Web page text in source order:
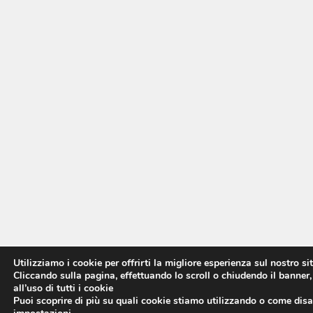
Utilizziamo i cookie per offrirti la migliore esperienza sul nostro
Cliccando sulla pagina, effettuando lo scroll o chiudendo il
all’uso di tutti i cookie
Puoi scoprire di più su quali cookie stiamo utilizzando o come